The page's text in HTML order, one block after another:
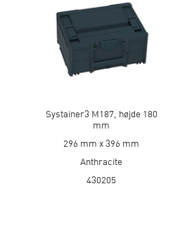
Systainer3 M187, højde 180
mm
296 mm x 396 mm
Anthracite
430205